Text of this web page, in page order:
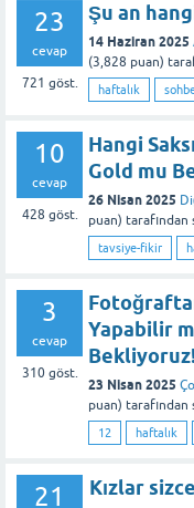
23
cevap
721 göst.
Şu an
14 Haziran 2025
(3,828 puan)
haftalık
10
cevap
428 göst.
Hangi
Gold mu
26 Nisan 2025
puan) tarafından
tavsiye-fikir
3
cevap
310göst.
Yapabilir
23 Nisan 2025
puan) tarafından
12 haftalık
21 Kızlar